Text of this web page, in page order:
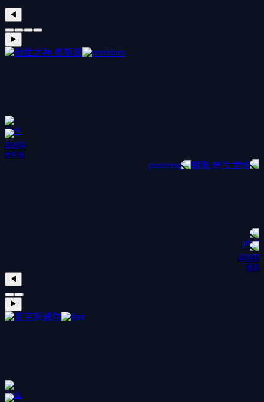
◀
▶
创世之神
奥斯黛
创世之神
露娜
◀
▶